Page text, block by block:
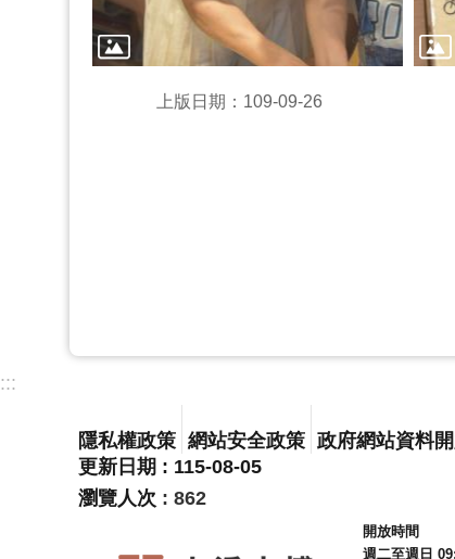
上版日期：109-09-26
:::
隱私權政策 網站安全政策 政府網站資料
更新日期
115-08-05
瀏覽人次
862
開放時間
週二至週日